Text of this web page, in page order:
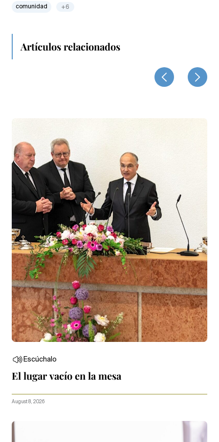
comunidad +6
Artículos relacionados
Escúchalo
El lugar vacío en la mesa
August 8, 2026